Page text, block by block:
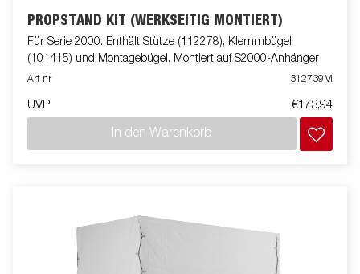
PROPSTAND KIT (WERKSEITIG MONTIERT)
Für Serie 2000. Enthält Stütze (112278), Klemmbügel
(101415) und Montagebügel. Montiert auf S2000-Anhänger
Art nr 312739M
UVP €173,94
In den Warenkorb